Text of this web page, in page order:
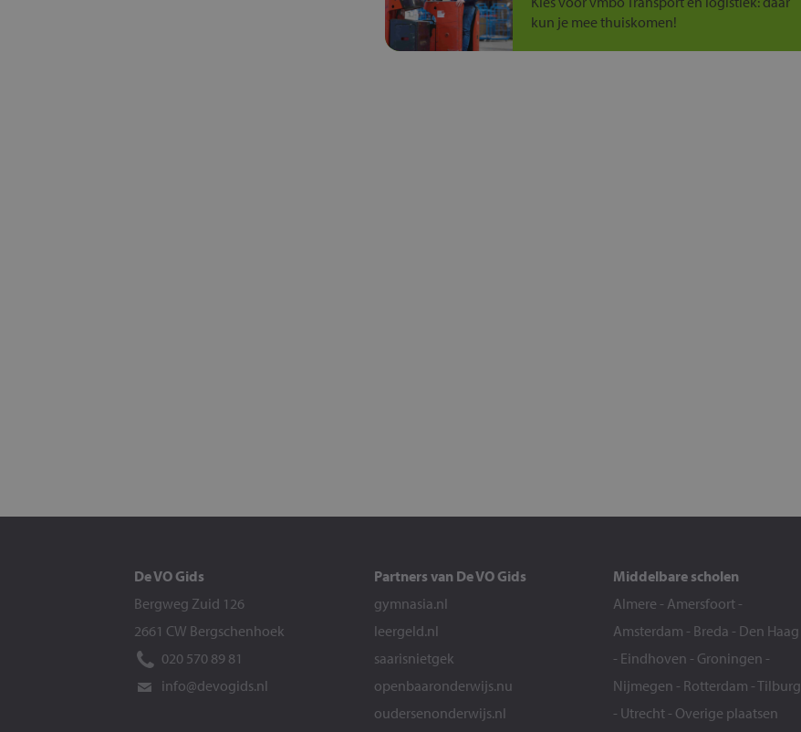
kun je mee thuiskomen!
De VO Gids
Bergweg Zuid 126
2661 CW Bergschenhoek
020 570 89 81
info@devogids.nl
Partners van De VO Gids
gymnasia.nl
leergeld.nl
saarisnietgek
openbaaronderwijs.nu
oudersenonderwijs.nl
Middelbare scholen
Almere - Amersfoort -
Amsterdam - Breda - Den Haag
- Eindhoven - Groningen -
Nijmegen - Rotterdam -Tilburg
- Utrecht - Overige plaatsen